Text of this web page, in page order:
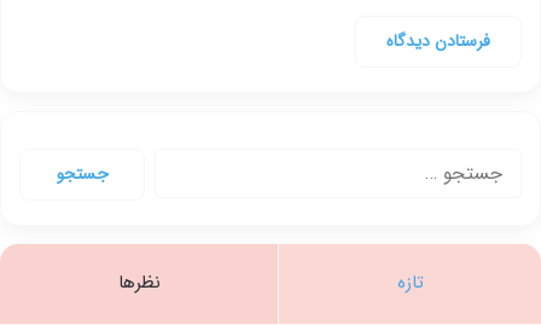
تازه نظرها